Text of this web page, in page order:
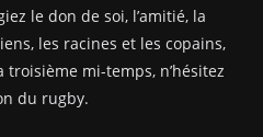
le don de soi, l’amitié, la
les racines et les copains,
mi-temps, n’hésitez
du rugby.